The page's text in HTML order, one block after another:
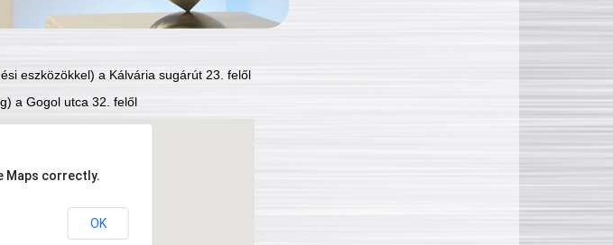
eszközökkel) a Kálvária sugárút 23. felől
a Gogol utca 32. felől
Maps correctly.
OK